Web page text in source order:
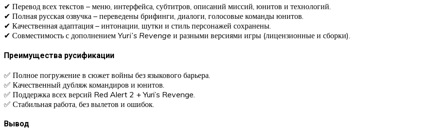
✔ Перевод всех текстов – меню, интерфейса, субтитров, описаний миссий, юнитов и технологий.
✔ Полная русская озвучка – переведены брифинги, диалоги, голосовые команды юнитов.
✔ Качественная адаптация – интонации, шутки и стиль персонажей сохранены.
✔ Совместимость с дополнением Yuri’s Revenge и разными версиями игры (лицензионные и сборки).
Преимущества русификации
✅ Полное погружение в сюжет войны без языкового барьера.
✅ Качественный дубляж командиров и юнитов.
✅ Поддержка всех версий Red Alert 2 + Yuri’s Revenge.
✅ Стабильная работа, без вылетов и ошибок.
Вывод